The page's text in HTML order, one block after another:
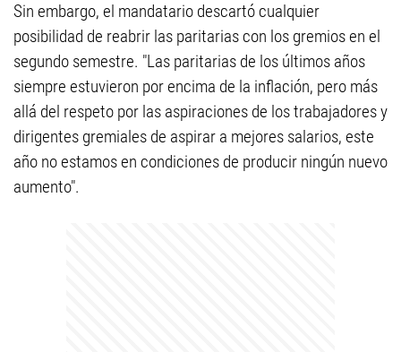
Sin embargo, el mandatario descartó cualquier
posibilidad de reabrir las paritarias con los gremios en el
segundo semestre. "Las paritarias de los últimos años
siempre estuvieron por encima de la inflación, pero más
allá del respeto por las aspiraciones de los trabajadores y
dirigentes gremiales de aspirar a mejores salarios, este
año no estamos en condiciones de producir ningún nuevo
aumento".